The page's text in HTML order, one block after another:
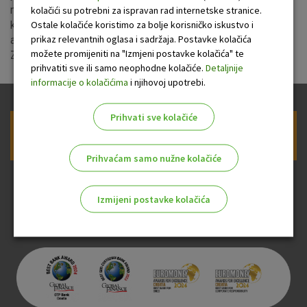
mogući su povremeni prekidi u radu usluga autorizacije
kartica na POS uređajima i bankomatima OTP banke, te
autorizaciji OTP kartica na bankomatima Splitske banke.
Zahvaljujemo na razumijevanju.
Prijava na newsletter OTP banke
kolačići su potrebni za ispravan rad internetske stranice.
Ostale kolačiće koristimo za bolje korisničko iskustvo i
prikaz relevantnih oglasa i sadržaja. Postavke kolačića
možete promijeniti na "Izmjeni postavke kolačića" te
prihvatiti sve ili samo neophodne kolačiće. Detaljnije
informacije o kolačićima i njihovoj upotrebi.
Prihvati sve kolačiće
Prihvaćam samo nužne kolačiće
Izmijeni postavke kolačića